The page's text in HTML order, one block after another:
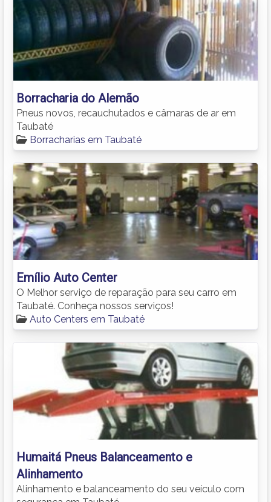
Borracharia do Alemão
Pneus novos, recauchutados e câmaras de ar em
Taubaté
Borracharias em Taubaté
Emílio Auto Center
O Melhor serviço de reparação para seu carro em
Taubaté. Conheça nossos serviços!
Auto Centers em Taubaté
Humaitá Pneus Balanceamento e
Alinhamento
Alinhamento e balanceamento do seu veículo com